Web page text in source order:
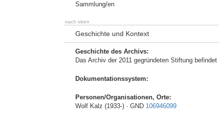
Sammlung/en
nach oben
Geschichte und Kontext
Geschichte des Archivs:
Das Archiv der 2011 gegründeten Stiftung
Dokumentationssystem:
Personen/Organisationen, Orte:
Wolf Kalz (1933-) · GND 106946099